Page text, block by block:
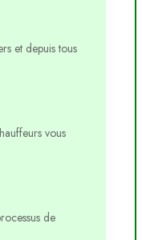
et depuis tous
vous
de